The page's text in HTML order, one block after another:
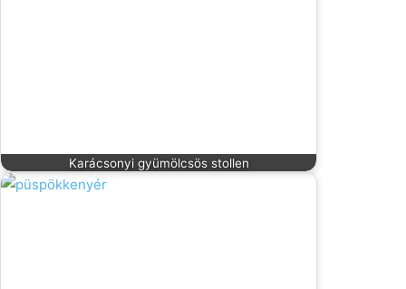
Karácsonyi gyümölcsös stollen